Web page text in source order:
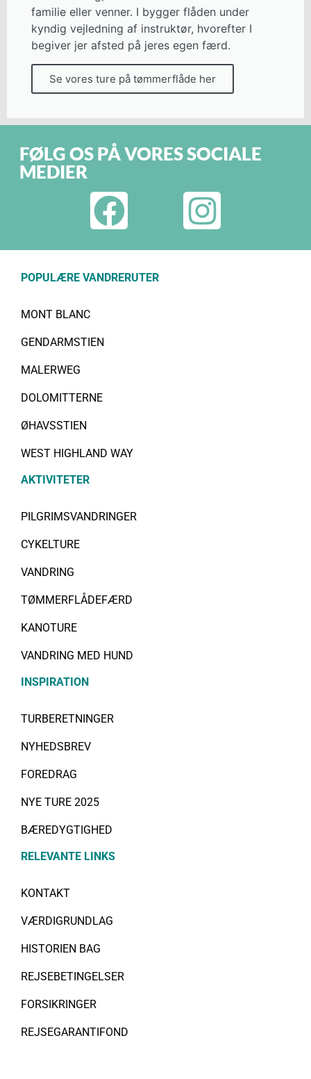
familie eller venner. I bygger flåden under
kyndig vejledning af instruktør, hvorefter I
begiver jer afsted på jeres egen færd.
Se vores ture på tømmerflåde her
FØLG OS PÅ VORES SOCIALE
MEDIER
POPULÆRE VANDRERUTER
MONT BLANC
GENDARMSTIEN
MALERWEG
DOLOMITTERNE
ØHAVSSTIEN
WEST HIGHLAND WAY
AKTIVITETER
PILGRIMSVANDRINGER
CYKELTURE
VANDRING
TØMMERFLÅDEFÆRD
KANOTURE
VANDRING MED HUND
INSPIRATION
TURBERETNINGER
NYHEDSBREV
FOREDRAG
NYE TURE 2025
BÆREDYGTIGHED
RELEVANTE LINKS
KONTAKT
VÆRDIGRUNDLAG
HISTORIEN BAG
REJSEBETINGELSER
FORSIKRINGER
REJSEGARANTIFOND